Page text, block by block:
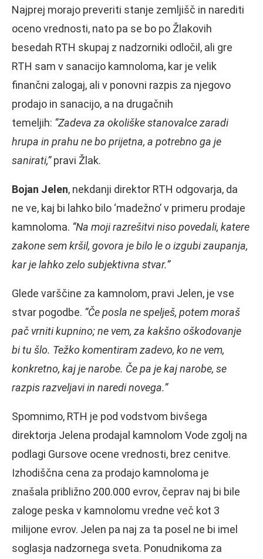
Najprej morajo preveriti stanje zemljišč in narediti
oceno vrednosti, nato pa se bo po Žlakovih
besedah RTH skupaj z nadzorniki odločil, ali gre
RTH sam v sanacijo kamnoloma, kar je velik
finančni zalogaj, ali v ponovni razpis za njegovo
prodajo in sanacijo, a na drugačnih
temeljih: “Zadeva za okoliške stanovalce zaradi
hrupa in prahu ne bo prijetna, a potrebno ga je
sanirati,”pravi Žlak.
Bojan Jelen, nekdanji direktor RTH odgovarja, da
ne ve, kaj bi lahko bilo ‘madežno’ v primeru prodaje
kamnoloma. “Na moji razrešitvi niso povedali, katere
zakone sem kršil, govora je bilo le o izgubi zaupanja,
kar je lahko zelo subjektivna stvar.”
Glede varščine za kamnolom, pravi Jelen, je vse
stvar pogodbe. “Če posla ne spelješ, potem moraš
pač vrniti kupnino; ne vem, za kakšno oškodovanje
bi tu šlo. Težko komentiram zadevo, ko ne vem,
konkretno, kaj je narobe. Če pa je kaj narobe, se
razpis razveljavi in naredi novega.”
Spomnimo, RTH je pod vodstvom bivšega
direktorja Jelena prodajal kamnolom Vode zgolj na
podlagi Gursove ocene vrednosti, brez cenitve.
Izhodiščna cena za prodajo kamnoloma je
znašala približno 200.000 evrov, čeprav naj bi bile
zaloge peska v kamnolomu vredne več kot 3
milijone evrov. Jelen pa naj za ta posel ne bi imel
soglasja nadzornega sveta. Ponudnikoma za